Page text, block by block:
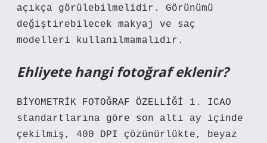
açıkça görülebilmelidir. Görünümü
değiştirebilecek makyaj ve saç
modelleri kullanılmamalıdır.
Ehliyete hangi fotoğraf eklenir?
BİYOMETRİK FOTOĞRAF ÖZELLİĞİ 1. ICAO
standartlarına göre son altı ay içinde
çekilmiş, 400 DPI çözünürlükte, beyaz